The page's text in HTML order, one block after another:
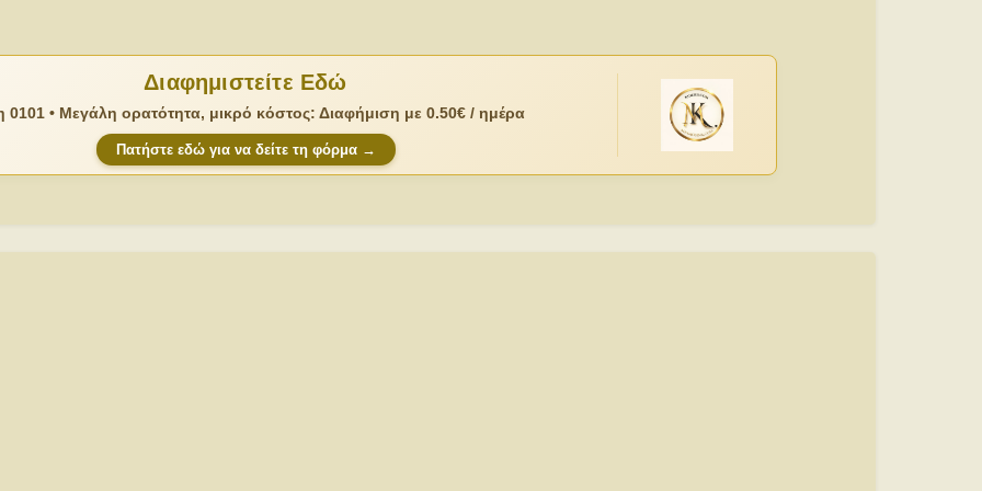
Διαφημιστείτε Εδώ
0101 • Μεγάλη ορατότητα, μικρό κόστος: Διαφήμιση με 0.50€ / ημέρα
Πατήστε εδώ για να δείτε τη φόρμα →